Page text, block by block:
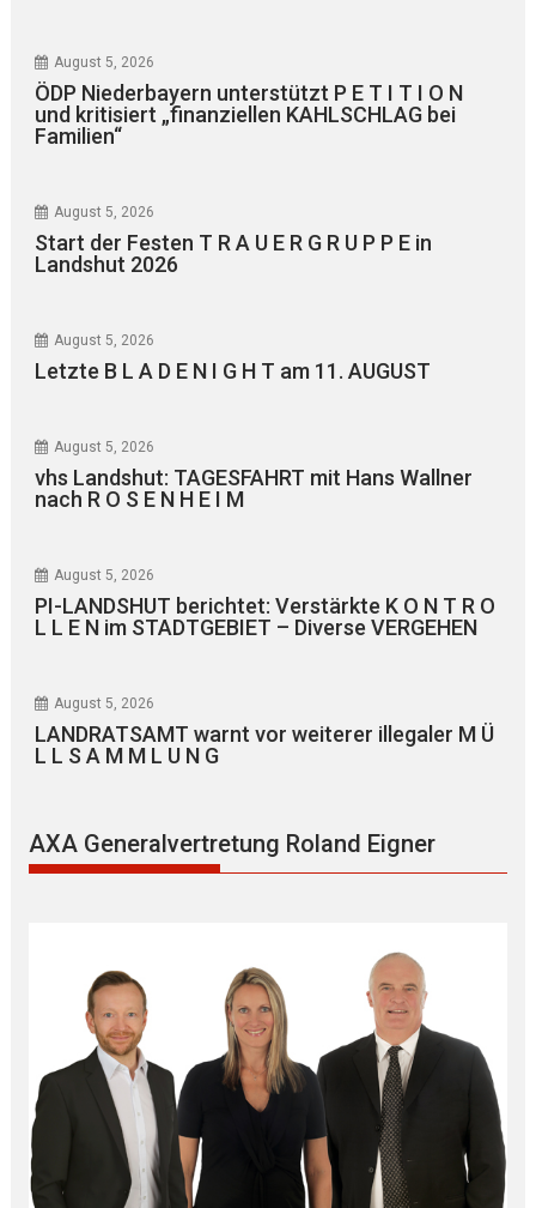
August 5, 2026
ÖDP Niederbayern unterstützt P E T I T I O N
und kritisiert „finanziellen KAHLSCHLAG bei
Familien“
August 5, 2026
Start der Festen T R A U E R G R U P P E in
Landshut 2026
August 5, 2026
Letzte B L A D E N I G H T am 11. AUGUST
August 5, 2026
vhs Landshut: TAGESFAHRT mit Hans Wallner
nach R O S E N H E I M
August 5, 2026
PI-LANDSHUT berichtet: Verstärkte K O N T R O
L L E N im STADTGEBIET – Diverse VERGEHEN
August 5, 2026
LANDRATSAMT warnt vor weiterer illegaler M Ü
L L S A M M L U N G
AXA Generalvertretung Roland Eigner